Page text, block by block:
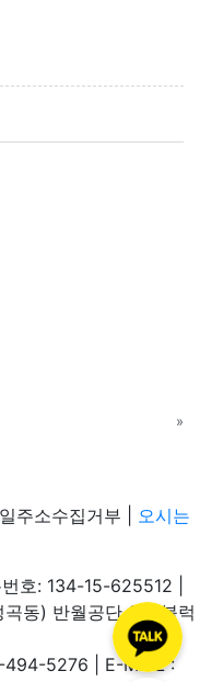
»
주소수집거부 | 오시는
호: 134-15-625512 |
동) 반월공단 608블럭
5276 | E-MAIL :